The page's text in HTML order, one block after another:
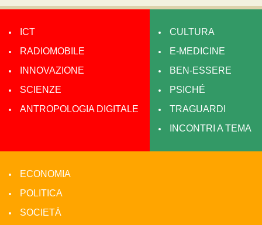
ICT
RADIOMOBILE
INNOVAZIONE
SCIENZE
ANTROPOLOGIA DIGITALE
CULTURA
E-MEDICINE
BEN-ESSERE
PSICHÉ
TRAGUARDI
INCONTRI A TEMA
ECONOMIA
POLITICA
SOCIETÀ